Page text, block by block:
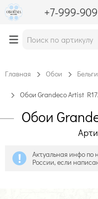
+7-999-
Главная Обои
Обои Grandeco Artist
Обои
Актуальная инфо по
России, если